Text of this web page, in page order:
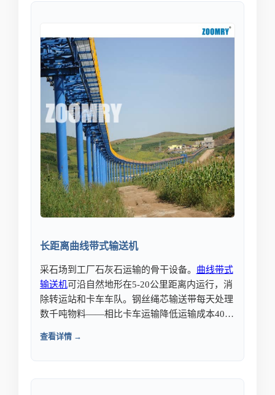
长距离曲线带式输送机
采石场到工厂石灰石运输的骨干设备。 曲线带式
输送机可沿自然地形在5-20公里距离内运行，消
除转运站和卡车车队。钢丝绳芯输送带每天处理
数千吨物料——相比卡车运输降低运输成本40%
查看详情 →